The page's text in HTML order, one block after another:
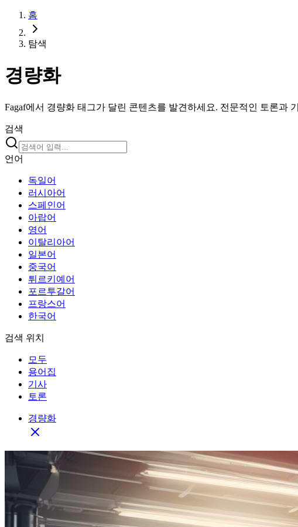
홈
탐색
경량화
Fagaf에서 경량화 태그가 달린 콘텐츠를 발견하세요. 전문적인 토론과
검색
언어
독일어
러시아어
스페인어
아랍어
영어
이탈리아어
일본어
중국어
튀르키예어
포르투갈어
프랑스어
한국어
검색 위치
모두
용어집
기사
토론
경량화